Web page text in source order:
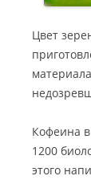
Цвет
Кофеина
1200
этого